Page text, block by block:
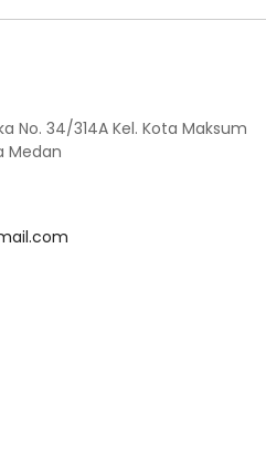
No. 34/314A Kel. Kota Maksum
Medan